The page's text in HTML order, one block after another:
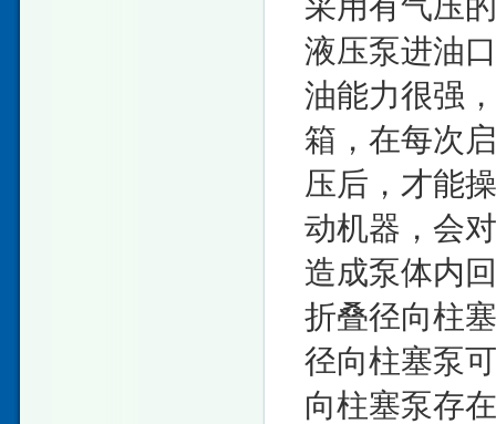
液压泵进油
油能力很强
箱，在每次
压后，才能
动机器，会
造成泵体内
折叠径向柱
径向柱塞泵
向柱塞泵存